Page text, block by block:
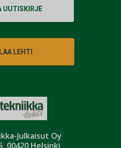
Julkaisut Oy
00420 Helsinki
UUTISKIRJE
LEHTI